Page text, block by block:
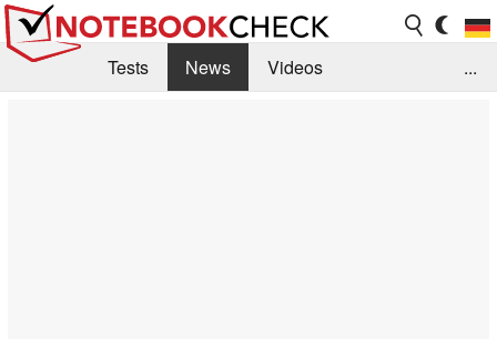
Tests News
Videos
...